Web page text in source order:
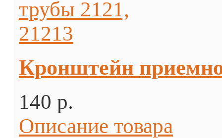
Кронштейн
140 p.
Описание товара